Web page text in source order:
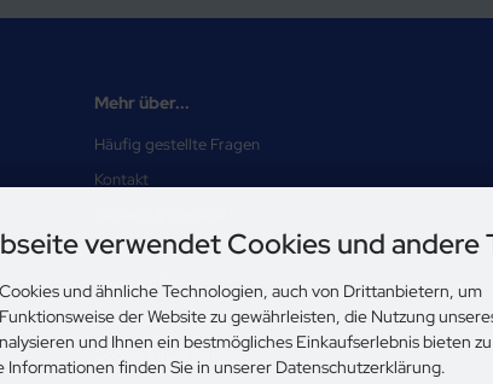
Mehr über...
Häufig gestellte Fragen
Kontakt
Impressum
Unsere AGB
Privatsphäre und Datenschutz
Cookie Einstellungen
verwendet Cookies und andere
und ähnliche Technologien, auch von Drittanbietern, um
der Website zu gewährleisten, die Nutzung
und Ihnen ein bestmögliches Einkaufserlebnis bieten zu
Informationen finden Sie in unserer Datenschutzerklärung.